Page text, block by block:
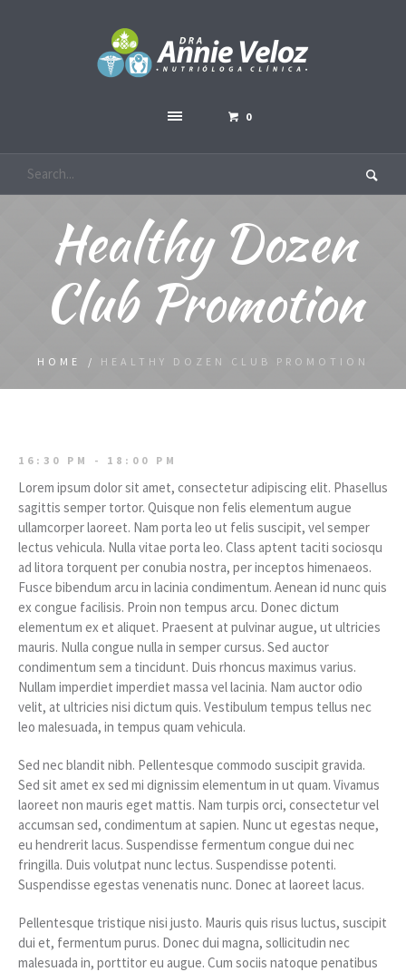
0
Healthy Dozen
Club Promotion
HOME / HEALTHY DOZEN CLUB PROMOTION
16:30 PM - 18:00 PM
Lorem ipsum dolor sit amet, consectetur adipiscing elit. Phasellus
sagittis semper tortor. Quisque non felis elementum augue
ullamcorper laoreet. Nam porta leo ut felis suscipit, vel semper
lectus vehicula. Nulla vitae porta leo. Class aptent taciti sociosqu
ad litora torquent per conubia nostra, per inceptos himenaeos.
Fusce bibendum arcu in lacinia condimentum. Aenean id nunc quis
ex congue facilisis. Proin non tempus arcu. Donec dictum
elementum ex et aliquet. Praesent at pulvinar augue, ut ultricies
mauris. Nulla congue nulla in semper cursus. Sed auctor
condimentum sem a tincidunt. Duis rhoncus maximus varius.
Nullam imperdiet imperdiet massa vel lacinia. Nam auctor odio
velit, at ultricies nisi dictum quis. Vestibulum tempus tellus nec
leo malesuada, in tempus quam vehicula.
Sed nec blandit nibh. Pellentesque commodo suscipit gravida.
Sed sit amet ex sed mi dignissim elementum in ut quam. Vivamus
laoreet non mauris eget mattis. Nam turpis orci, consectetur vel
accumsan sed, condimentum at sapien. Nunc ut egestas neque,
eu hendrerit lacus. Suspendisse fermentum congue dui nec
fringilla. Duis volutpat nunc lectus. Suspendisse potenti.
Suspendisse egestas venenatis nunc. Donec at laoreet lacus.
Pellentesque tristique nisi justo. Mauris quis risus luctus, suscipit
dui et, fermentum purus. Donec dui magna, sollicitudin nec
malesuada in, porttitor eu augue. Cum sociis natoque penatibus